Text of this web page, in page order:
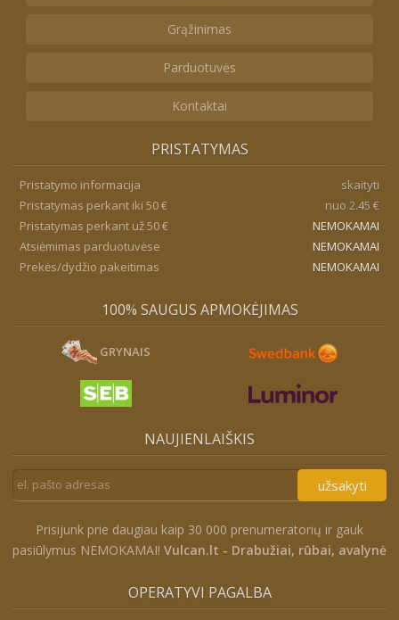
Grąžinimas
Parduotuvės
Kontaktai
PRISTATYMAS
Pristatymo informacija
skaityti
Pristatymas perkant iki 50 €
nuo 2.45 €
Pristatymas perkant už 50 €
NEMOKAMAI
Atsiėmimas parduotuvėse
NEMOKAMAI
Prekės/dydžio pakeitimas
NEMOKAMAI
100% SAUGUS APMOKĖJIMAS
GRYNAIS
NAUJIENLAIŠKIS
užsakyti
Prisijunk prie daugiau kaip 30 000 prenumeratorių ir gauk
pasiūlymus NEMOKAMAI! Vulcan.lt - Drabužiai, rūbai, avalynė
OPERATYVI PAGALBA